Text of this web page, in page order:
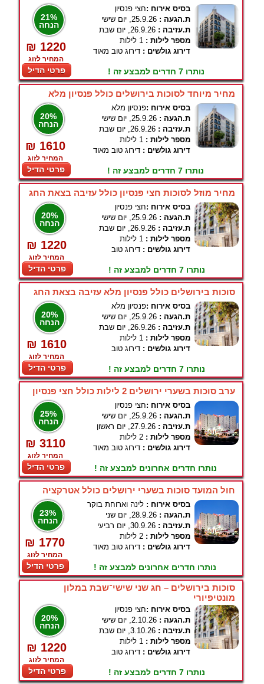
21%
הנחה
₪ 1220
המחיר לזוג
פרטי הדיל
בסיס אירוח :חצי פנסיון
ת.הגעה : 25.9.26, יום שישי
ת.עזיבה : 26.9.26, יום שבת
מספר לילות : 1 לילות
דירוג גולשים : דירוג טוב מאוד
נותרו 7 חדרים למבצע זה !
מחיר מיוחד לסוכות בירושלים כולל פנסיון מלא
20%
הנחה
₪ 1610
המחיר לזוג
פרטי הדיל
בסיס אירוח :פנסיון מלא
ת.הגעה : 25.9.26, יום שישי
ת.עזיבה : 26.9.26, יום שבת
מספר לילות : 1 לילות
דירוג גולשים : דירוג טוב מאוד
נותרו 7 חדרים למבצע זה !
מחיר מוזל לסוכות חצי פנסיון כולל עזיבה בצאת החג
20%
הנחה
₪ 1220
המחיר לזוג
פרטי הדיל
בסיס אירוח :חצי פנסיון
ת.הגעה : 25.9.26, יום שישי
ת.עזיבה : 26.9.26, יום שבת
מספר לילות : 1 לילות
דירוג גולשים : דירוג טוב
נותרו 7 חדרים למבצע זה !
סוכות בירושלים כולל פנסיון מלא עזיבה בצאת החג
20%
הנחה
₪ 1610
המחיר לזוג
פרטי הדיל
בסיס אירוח :פנסיון מלא
ת.הגעה : 25.9.26, יום שישי
ת.עזיבה : 26.9.26, יום שבת
מספר לילות : 1 לילות
דירוג גולשים : דירוג טוב
נותרו 7 חדרים למבצע זה !
ערב סוכות בשערי ירושלים 2 לילות כולל חצי פנסיון
25%
הנחה
₪ 3110
המחיר לזוג
פרטי הדיל
בסיס אירוח :חצי פנסיון
ת.הגעה : 25.9.26, יום שישי
ת.עזיבה : 27.9.26, יום ראשון
מספר לילות : 2 לילות
דירוג גולשים : דירוג טוב מאוד
נותרו חדרים אחרונים למבצע זה !
חול המועד סוכות בשערי ירושלים כולל אטרקציה
23%
הנחה
₪ 1770
המחיר לזוג
פרטי הדיל
בסיס אירוח : לינה וארוחת בוקר
ת.הגעה : 28.9.26, יום שני
ת.עזיבה : 30.9.26, יום רביעי
מספר לילות : 2 לילות
דירוג גולשים : דירוג טוב מאוד
נותרו חדרים אחרונים למבצע זה !
סוכות בירושלים – חג שני שישי־שבת במלון
מונטיפיורי
20%
הנחה
₪ 1220
המחיר לזוג
פרטי הדיל
בסיס אירוח :חצי פנסיון
ת.הגעה : 2.10.26, יום שישי
ת.עזיבה : 3.10.26, יום שבת
מספר לילות : 1 לילות
דירוג גולשים : דירוג טוב
נותרו 7 חדרים למבצע זה !